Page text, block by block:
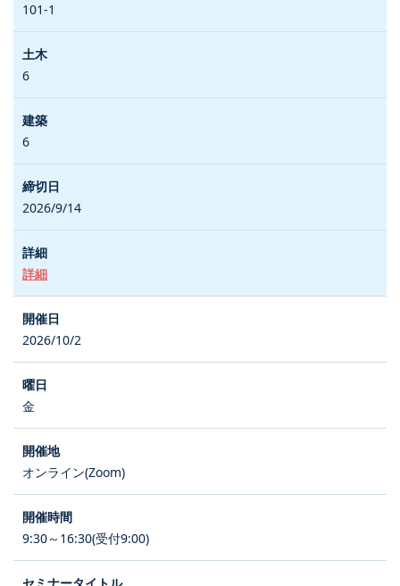
101-1
6
6
2026/9/14
詳細
2026/10/2
金
オンライン(Zoom)
9:30～16:30(受付9:00)